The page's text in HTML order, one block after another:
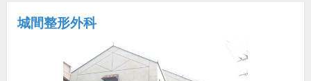
城間整形外科